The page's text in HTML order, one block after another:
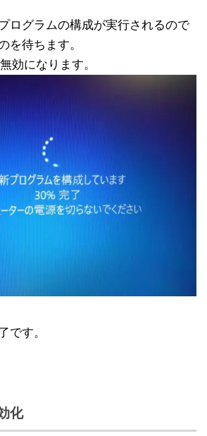
ログラムの構成が実行されるので
を待ちます。
効になります。
です。
化